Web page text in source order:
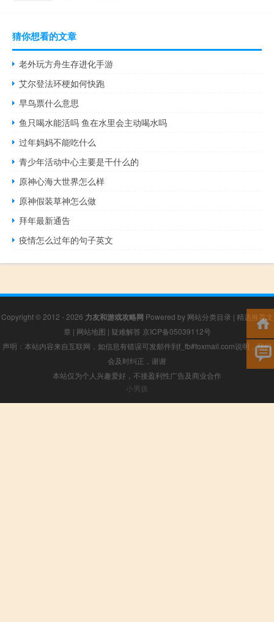
猜你想看的文章
老外玩方舟生存进化手游
艾尔登法环梗如何快跑
早鸟票什么意思
鱼只喝水能活吗 鱼在水里会主动喝水吗
过年妈妈不能吃什么
青少年活动中心主要是干什么的
原神心海大世界怎么样
原神假装草神怎么做
拜年最新通告
疫情怎么过年的句子英文
Copyright © 2012 - 2026 力友和游戏攻略网 Powered by 网站分类目录 | 精选推荐文
章 | 网站地图 | 疑难解答 京ICP备05039112号
声明：本站内容来自互联网，如信息有错误可发邮件到f_fb#foxmail.com说明，我们
会及时纠正，谢谢
本站仅为个人兴趣爱好，不接盈利性广告及商业合作
小男孩